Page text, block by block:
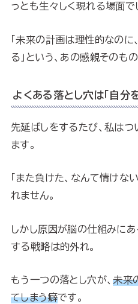
っとも生々しく現れる場面で
「未来の計画は理性的なの
る」という、あの感親そのもの
よくある落とし穴は「自分
先延ばしをするたび、私は
ます。
「また負けた、なんて情けな
れません。
しかし原因が脳の仕組みに
する戦略は的外れ。
もう一つの落とし穴が、未来
てしまう癖です。